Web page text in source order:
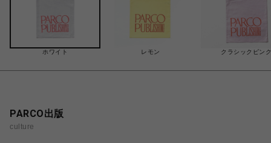
ホワイト レモン クラシックピンク
PARCO出版
culture